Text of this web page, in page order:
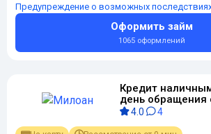
Предупреждение о возможных
Оформить займ
1065 оформлений
Кредит
день обращения
4.0 4